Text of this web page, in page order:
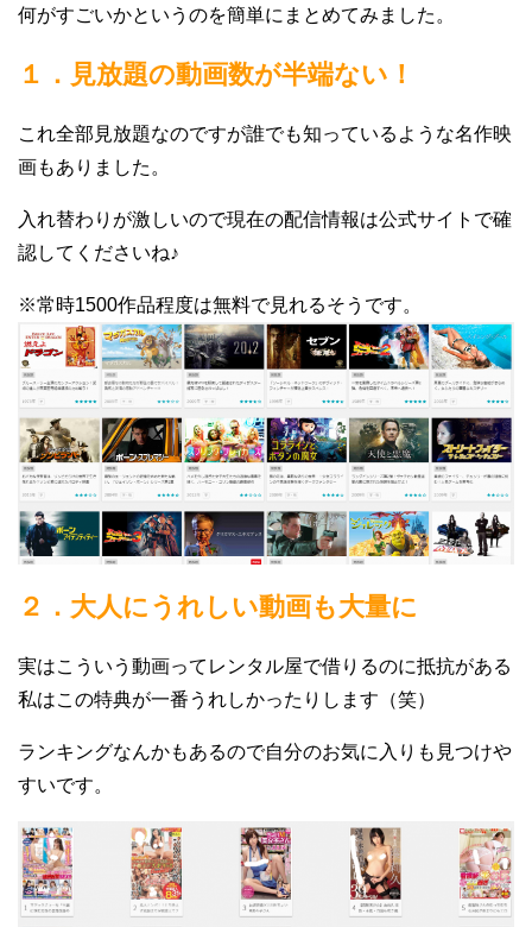
何がすごいかというのを簡単にまとめてみました。
１．見放題の動画数が半端ない！
これ全部見放題なのですが誰でも知っているような名作映
画もありました。
入れ替わりが激しいので現在の配信情報は公式サイトで確
認してくださいね♪
※常時1500作品程度は無料で見れるそうです。
２．大人にうれしい動画も大量に
実はこういう動画ってレンタル屋で借りるのに抵抗がある
私はこの特典が一番うれしかったりします（笑）
ランキングなんかもあるので自分のお気に入りも見つけや
すいです。